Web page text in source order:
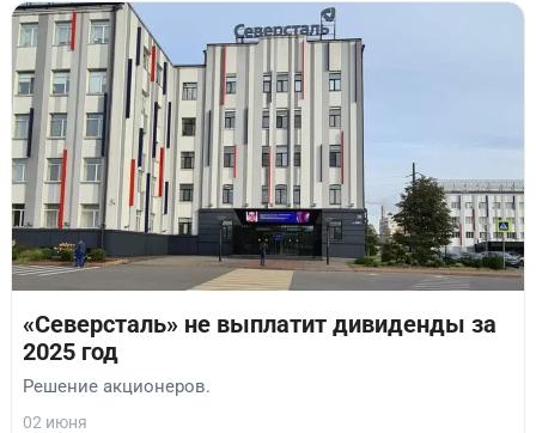
«Северсталь» не выплатит дивиденды за
2025 год
Решение акционеров.
02 июня